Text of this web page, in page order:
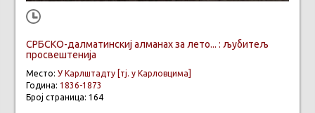
СРБСКО-далматинскиј алманах за лето... : љубитељ
просвештенија
Место: У Карлштадту [тј. у Карловцима]
Година: 1836-1873
Број страница: 164